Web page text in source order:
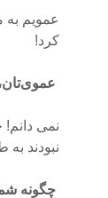
عمویم
کرد!
نمی دانم!
نبودند
چگونه